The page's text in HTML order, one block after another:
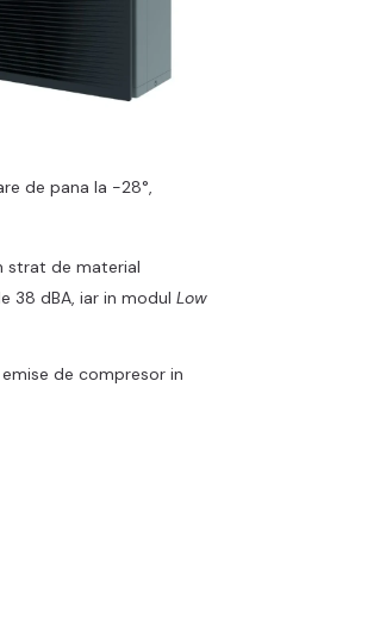
de pana la -28°,
strat de material
38 dBA, iar in modul Low
de compresor in